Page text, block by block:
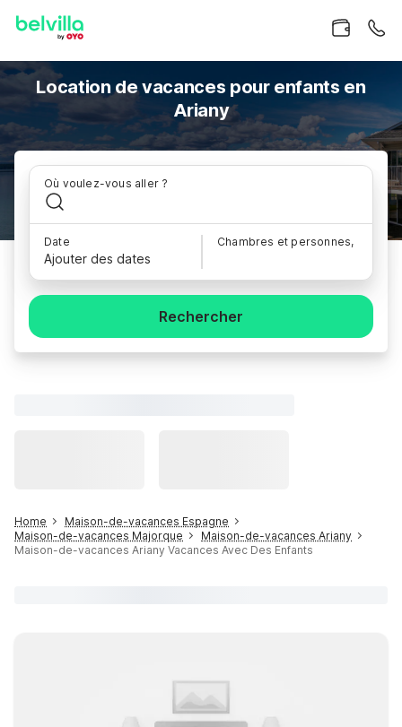
Location de vacances pour enfants en
Ariany
Où voulez-vous aller ?
Date
Ajouter des dates
Chambres et personnes,
Rechercher
Home
Maison-de-vacances Espagne
Maison-de-vacances Majorque
Maison-de-vacances Ariany
Maison-de-vacances Ariany Vacances Avec Des Enfants